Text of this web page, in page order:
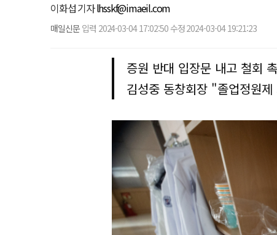
이화섭 기자lhsskf@imaeil.com
매일신문 입력 2024-03-04 17:02:50 수정 2024-03-04 19:21:23
증원 반대 입장문 내고 철회
김성중 동창회장 "졸업정원